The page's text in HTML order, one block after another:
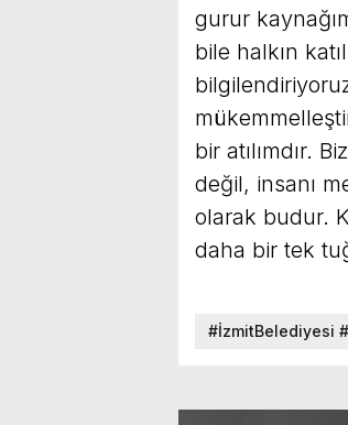
gurur
bile halkın
bir atılımdır.
değil, insanı
olarak budur.
daha bir tek
#İzmitBelediyesi